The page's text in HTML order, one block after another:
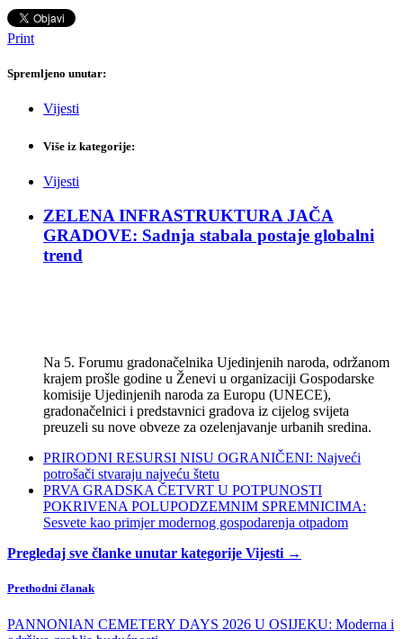
Print
Spremljeno unutar:
Vijesti
Više iz kategorije:
Vijesti
ZELENA INFRASTRUKTURA JAČA
GRADOVE: Sadnja stabala postaje globalni
trend
Na 5. Forumu gradonačelnika Ujedinjenih naroda, održanom
krajem prošle godine u Ženevi u organizaciji Gospodarske
komisije Ujedinjenih naroda za Europu (UNECE),
gradonačelnici i predstavnici gradova iz cijelog svijeta
preuzeli su nove obveze za ozelenjavanje urbanih sredina.
PRIRODNI RESURSI NISU OGRANIČENI: Najveći
potrošači stvaraju najveću štetu
PRVA GRADSKA ČETVRT U POTPUNOSTI
POKRIVENA POLUPODZEMNIM SPREMNICIMA:
Sesvete kao primjer modernog gospodarenja otpadom
Pregledaj sve članke unutar kategorije Vijesti →
Prethodni članak
PANNONIAN CEMETERY DAYS 2026 U OSIJEKU: Moderna i